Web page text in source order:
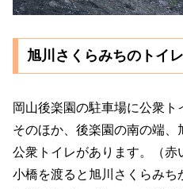
旭川さくらみちのトイレ
岡山後楽園の駐車場に公衆ト
そのほか、後楽園の南の端
公衆トイレがあります。（赤
小橋を渡ると旭川さくらみち